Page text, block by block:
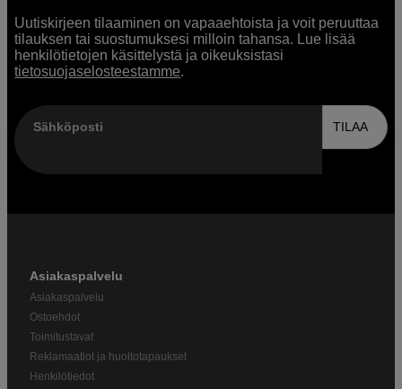
Uutiskirjeen tilaaminen on vapaaehtoista ja voit peruuttaa
tilauksen tai suostumuksesi milloin tahansa. Lue lisää
henkilötietojen käsittelystä ja oikeuksistasi
tietosuojaselosteestamme.
Sähköposti TILAA
Asiakaspalvelu
Asiakaspalvelu
Ostoehdot
Toimitustavat
Reklamaatiot ja huoltotapaukset
Henkilötiedot